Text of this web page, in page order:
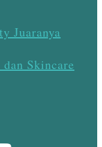
Juaranya
Skincare